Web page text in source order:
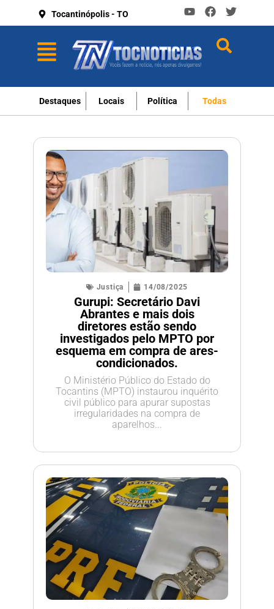
Tocantinópolis - TO
Destaques Locais Política Todas
Justiça 14/08/2025
Gurupi: Secretário Davi
Abrantes e mais dois
diretores estão sendo
investigados pelo MPTO por
esquema em compra de ares-
condicionados.
O Ministério Público do Estado do
Tocantins (MPTO) instaurou inquérito
civil público para apurar supostas
irregularidades na compra de
aparelhos...